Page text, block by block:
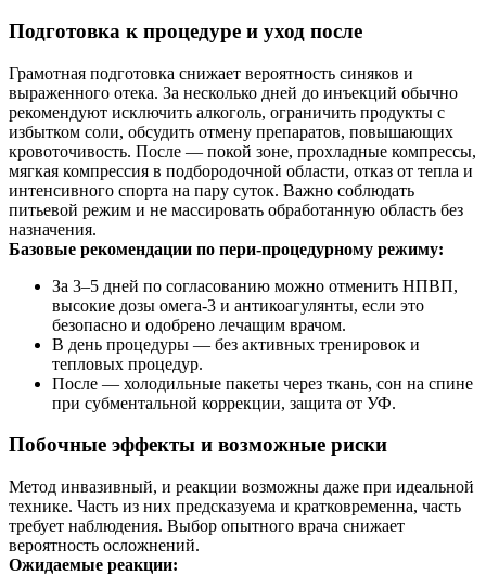
Подготовка к процедуре и уход после
Грамотная подготовка снижает вероятность синяков и
выраженного отека. За несколько дней до инъекций обычно
рекомендуют исключить алкоголь, ограничить продукты с
избытком соли, обсудить отмену препаратов, повышающих
кровоточивость. После — покой зоне, прохладные компрессы,
мягкая компрессия в подбородочной области, отказ от тепла и
интенсивного спорта на пару суток. Важно соблюдать
питьевой режим и не массировать обработанную область без
назначения.
Базовые рекомендации по пери‑процедурному режиму:
За 3–5 дней по согласованию можно отменить НПВП,
высокие дозы омега‑3 и антикоагулянты, если это
безопасно и одобрено лечащим врачом.
В день процедуры — без активных тренировок и
тепловых процедур.
После — холодильные пакеты через ткань, сон на спине
при субментальной коррекции, защита от УФ.
Побочные эффекты и возможные риски
Метод инвазивный, и реакции возможны даже при идеальной
технике. Часть из них предсказуема и кратковременна, часть
требует наблюдения. Выбор опытного врача снижает
вероятность осложнений.
Ожидаемые реакции: